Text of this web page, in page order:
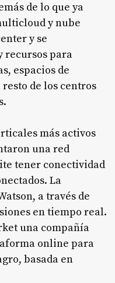
de lo que ya
y nube
y se
recursos para
espacios de
de los centros
más activos
una red
tener conectividad
La
a través de
en tiempo real.
una compañía
online para
basada en